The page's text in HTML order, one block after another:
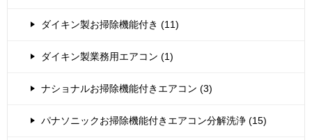
ダイキン製お掃除機能付き (11)
ダイキン製業務用エアコン (1)
ナショナルお掃除機能付きエアコン (3)
パナソニックお掃除機能付きエアコン分解洗浄 (15)